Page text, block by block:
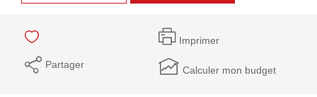
Imprimer
Partager Calculer mon budget